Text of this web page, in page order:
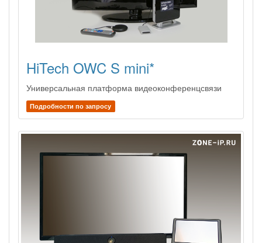
HiTech OWC S mini*
Универсальная платформа видеоконференцсвязи
Подробности по запросу